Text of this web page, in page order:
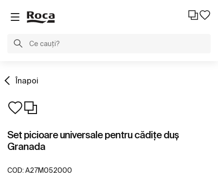
Înapoi
Set picioare universale pentru cădițe duș
Granada
COD: A27M052000